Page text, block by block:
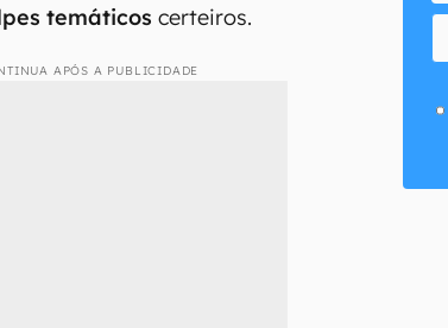
temáticos certeiros.
APÓS A PUBLICIDADE